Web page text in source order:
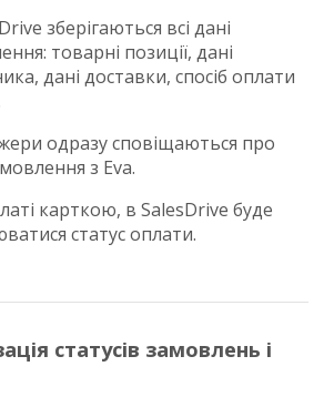
зберігаються всі дані
товарні позиції, дані
дані доставки, спосіб оплати
одразу сповіщаються про
з Eva.
карткою, в SalesDrive буде
статус оплати.
статусів замовлень і